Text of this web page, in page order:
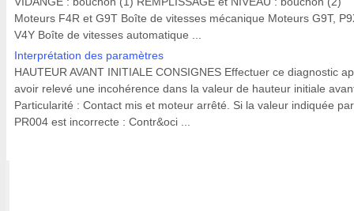
Moteurs F4R et G9T Boîte de vitesses mécanique Moteurs G9T,
V4Y Boîte de vitesses automatique ...
Interprétation des paramètres
HAUTEUR AVANT INITIALE CONSIGNES Effectuer ce diagnostic
avoir relevé une incohérence dans la valeur de hauteur initiale
Particularité : Contact mis et moteur arrêté. Si la valeur indiquée
PR004 est incorrecte : Contr&oci ...